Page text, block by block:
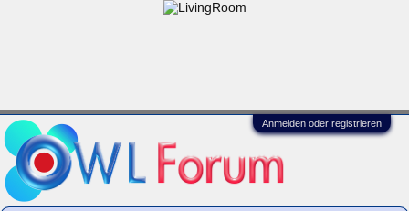
Anmelden oder registrieren